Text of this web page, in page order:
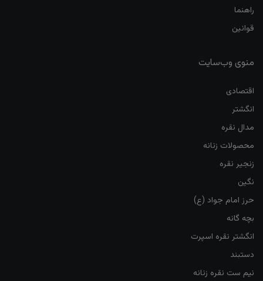
راهنما
قوانین
منوی وب‌سایت
اقتصادی
انگشتر
مدال نقره
محصولات زنانه
زنجیر نقره
نگین
حرز امام جواد (ع)
بچه گانه
انگشتر نقره اسپرت
دستبند
نیم ست نقره زنانه